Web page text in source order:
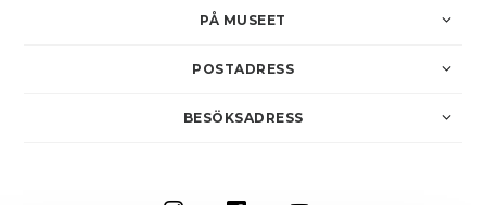
PÅ MUSEET
POSTADRESS
BESÖKSADRESS